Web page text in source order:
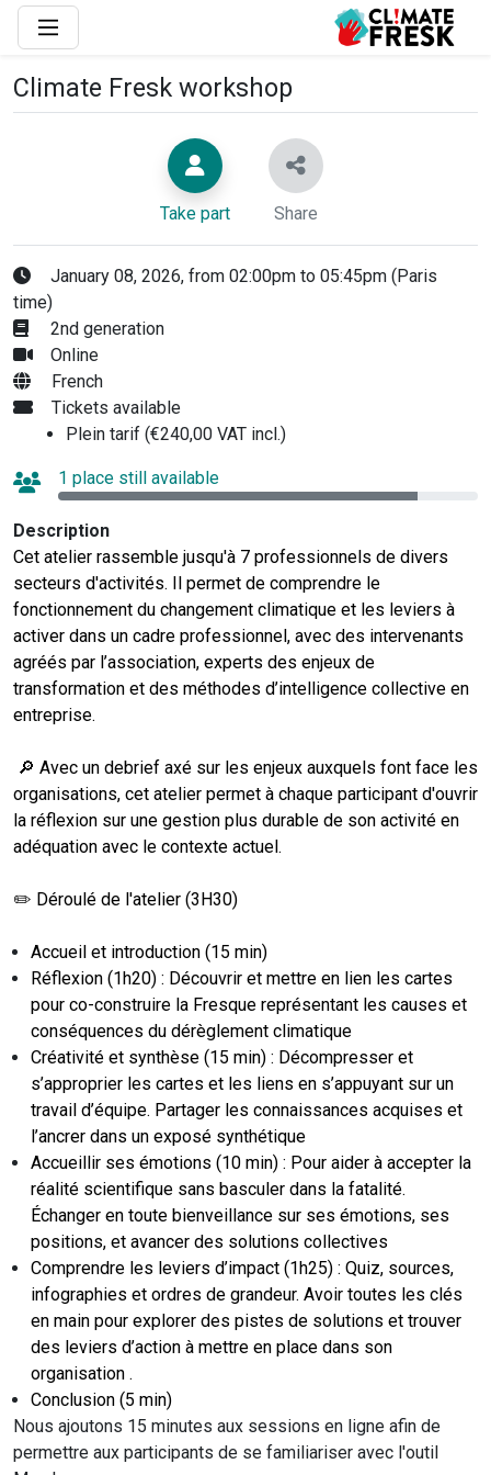
Climate Fresk workshop
Take part Share
January 08, 2026, from 02:00pm to 05:45pm (Paris
time)
2nd generation
Online
French
Tickets available
Plein tarif (€240,00 VAT incl.)
1 place still available
Description
Cet atelier rassemble jusqu'à 7 professionnels de divers
secteurs d'activités. Il permet de comprendre le
fonctionnement du changement climatique et les leviers à
activer dans un cadre professionnel, avec des intervenants
agréés par l’association, experts des enjeux de
transformation et des méthodes d’intelligence collective en
entreprise.
🔎 Avec un debrief axé sur les enjeux auxquels font face les
organisations, cet atelier permet à chaque participant d'ouvrir
la réflexion sur une gestion plus durable de son activité en
adéquation avec le contexte actuel.
✏️ Déroulé de l'atelier (3H30)
Accueil et introduction (15 min)
Réflexion (1h20) : Découvrir et mettre en lien les cartes
pour co-construire la Fresque représentant les causes et
conséquences du dérèglement climatique
Créativité et synthèse (15 min) : Décompresser et
s’approprier les cartes et les liens en s’appuyant sur un
travail d’équipe. Partager les connaissances acquises et
l’ancrer dans un exposé synthétique
Accueillir ses émotions (10 min) : Pour aider à accepter la
réalité scientifique sans basculer dans la fatalité.
Échanger en toute bienveillance sur ses émotions, ses
positions, et avancer des solutions collectives
Comprendre les leviers d’impact (1h25) : Quiz, sources,
infographies et ordres de grandeur. Avoir toutes les clés
en main pour explorer des pistes de solutions et trouver
des leviers d’action à mettre en place dans son
organisation .
Conclusion (5 min)
Nous ajoutons 15 minutes aux sessions en ligne afin de
permettre aux participants de se familiariser avec l'outil